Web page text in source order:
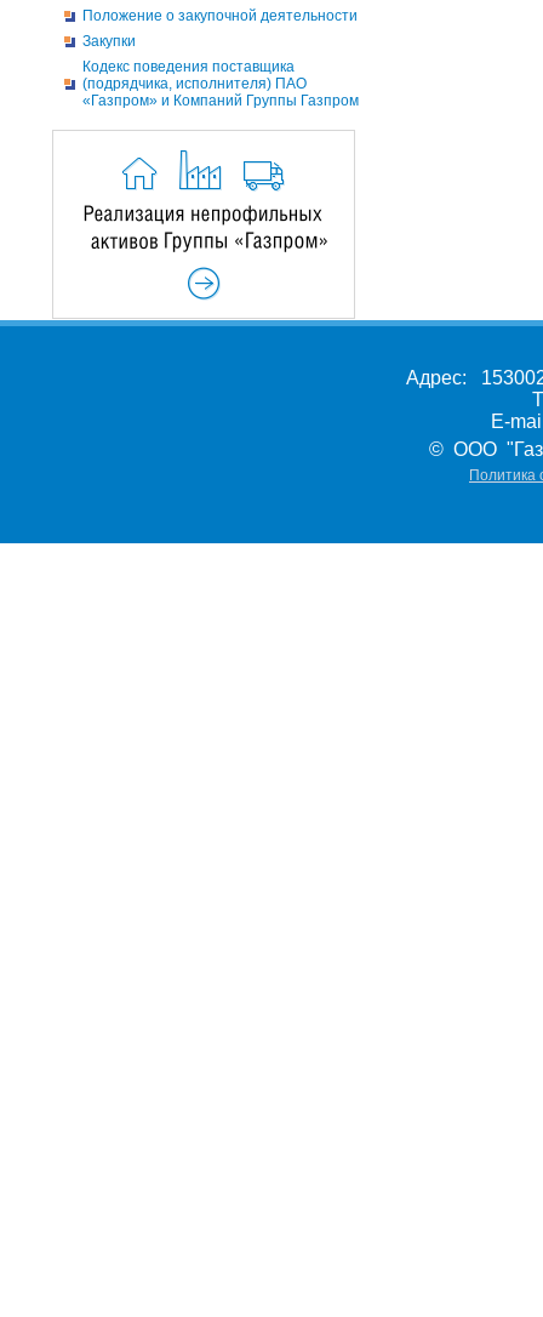
Положение о закупочной деятельности
Закупки
Кодекс поведения поставщика
(подрядчика, исполнителя) ПАО
«Газпром» и Компаний Группы Газпром
Адрес:
E-
© ООО
Политика